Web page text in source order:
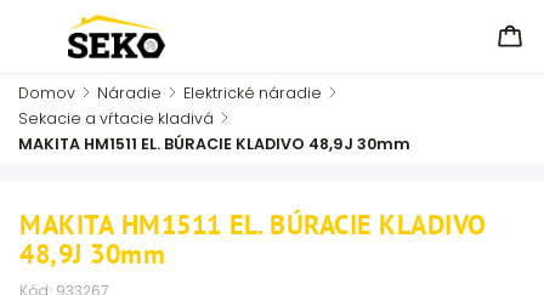
Domov / Náradie / Elektrické náradie /
Sekacie a vŕtacie kladivá /
MAKITA HM1511 EL. BÚRACIE KLADIVO 48,9J 30mm
MAKITA HM1511 EL. BÚRACIE KLADIVO
48,9J 30mm
Kód: 933267